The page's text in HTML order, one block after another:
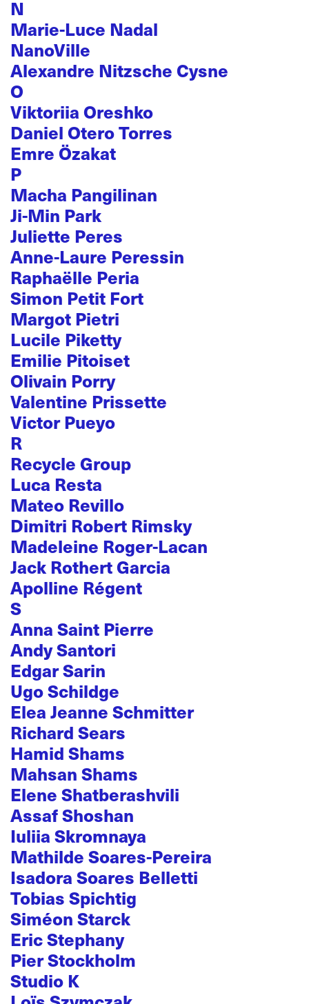
N
Marie-Luce Nadal
NanoVille
Alexandre Nitzsche Cysne
O
Viktoriia Oreshko
Daniel Otero Torres
Emre Özakat
P
Macha Pangilinan
Ji-Min Park
Juliette Peres
Anne-Laure Peressin
Raphaëlle Peria
Simon Petit Fort
Margot Pietri
Lucile Piketty
Emilie Pitoiset
Olivain Porry
Valentine Prissette
Victor Pueyo
R
Recycle Group
Luca Resta
Mateo Revillo
Dimitri Robert Rimsky
Madeleine Roger-Lacan
Jack Rothert Garcia
Apolline Régent
S
Anna Saint Pierre
Andy Santori
Edgar Sarin
Ugo Schildge
Elea Jeanne Schmitter
Richard Sears
Hamid Shams
Mahsan Shams
Elene Shatberashvili
Assaf Shoshan
Iuliia Skromnaya
Mathilde Soares-Pereira
Isadora Soares Belletti
Tobias Spichtig
Siméon Starck
Eric Stephany
Pier Stockholm
Studio K